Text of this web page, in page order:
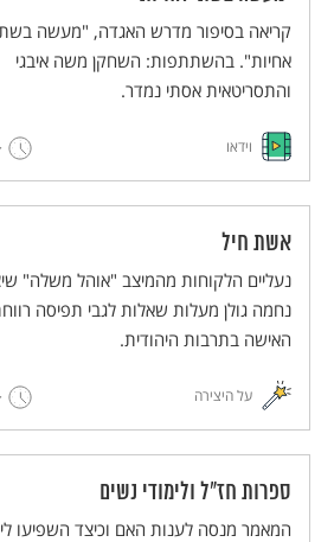
קריאה בסיפור מדרש האגדה, "מעשה
אחיות". בהשתתפות: השחקן משה איבגי
והתסריטאית אסתי נמדר.
וידאו
אשת חיל
נעליים הלקוחות מהמיצב "אוהל משלה"
נחמה גולן מעלות שאלות לגבי תפיסה
האישה בתרבות היהודית.
על היצירה
ספרות חז"ל ולימודי נשים
המאמר מנסה לענות האם וכיצד השפיעו